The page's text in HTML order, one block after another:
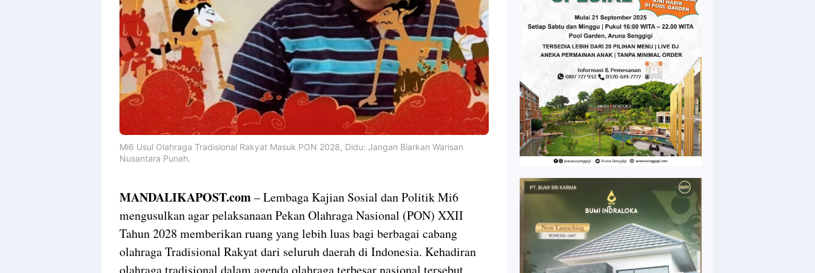
Mi6 Usul Olahraga Tradisional Rakyat Masuk PON 2028, Didu: Jangan Biarkan Warisan
Nusantara Punah.
MANDALIKAPOST.com– Lembaga Kajian Sosial dan Politik Mi6
mengusulkan agar pelaksanaan Pekan Olahraga Nasional (PON) XXII
Tahun 2028 memberikan ruang yang lebih luas bagi berbagai cabang
olahraga Tradisional Rakyat dari seluruh daerah di Indonesia. Kehadiran
olahraga tradisional dalam agenda olahraga terbesar nasional tersebut